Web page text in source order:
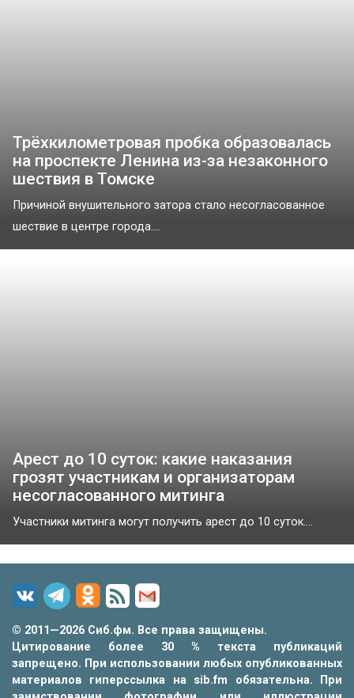
Трёхкилометровая пробка образовалась
на проспекте Ленина из-за незаконного
шествия в Томске
Причиной внушительного затора стало несогласованное
шествие в центре города....
Арест до 10 суток: какие наказания
грозят участникам и организаторам
несогласованного митинга
Участники митинга могут получить арест до 10 суток....
© 2011—2026 Сиб.фм. Все права защищены.
Цитирование более 30 % текста публикаций
запрещено. При использовании любых опубликованных
материалов гиперссылка на sib.fm обязательна. При